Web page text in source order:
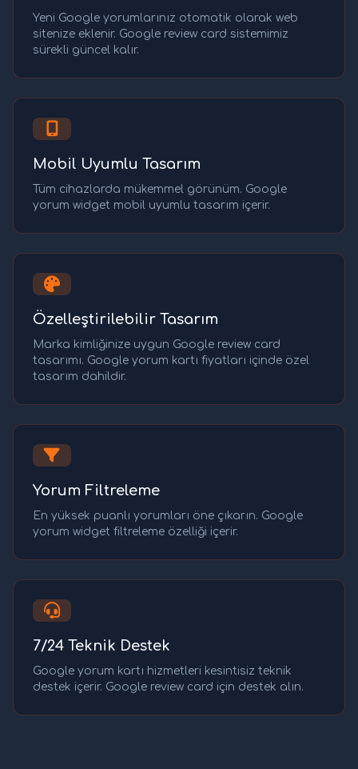
Yeni Google yorumlarınız otomatik olarak web
sitenize eklenir. Google review card sistemimiz
sürekli güncel kalır.
Mobil Uyumlu Tasarım
Tüm cihazlarda mükemmel görünüm. Google
yorum widget mobil uyumlu tasarım içerir.
Özelleştirilebilir Tasarım
Marka kimliğinize uygun Google review card
tasarımı. Google yorum kartı fiyatları içinde özel
tasarım dahildir.
Yorum Filtreleme
En yüksek puanlı yorumları öne çıkarın. Google
yorum widget filtreleme özelliği içerir.
7/24 Teknik Destek
Google yorum kartı hizmetleri kesintisiz teknik
destek içerir. Google review card için destek alın.